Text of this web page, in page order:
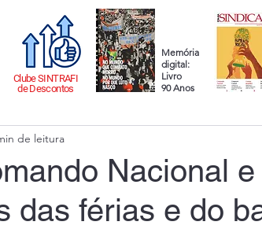
Clube SINTRAFI
de Descontos
Memória
digital:
Livro
90 Anos
Nacional
das férias e do
de leitura